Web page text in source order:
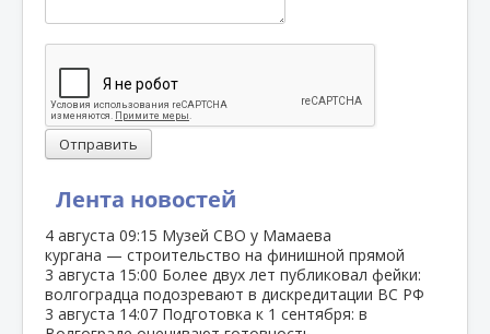
Лента новостей
4 августа 09:15 Музей СВО у Мамаева
кургана — строительство на финишной прямой
3 августа 15:00 Более двух лет публиковал фейки:
волгоградца подозревают в дискредитации ВС РФ
3 августа 14:07 Подготовка к 1 сентября: в
Отправить